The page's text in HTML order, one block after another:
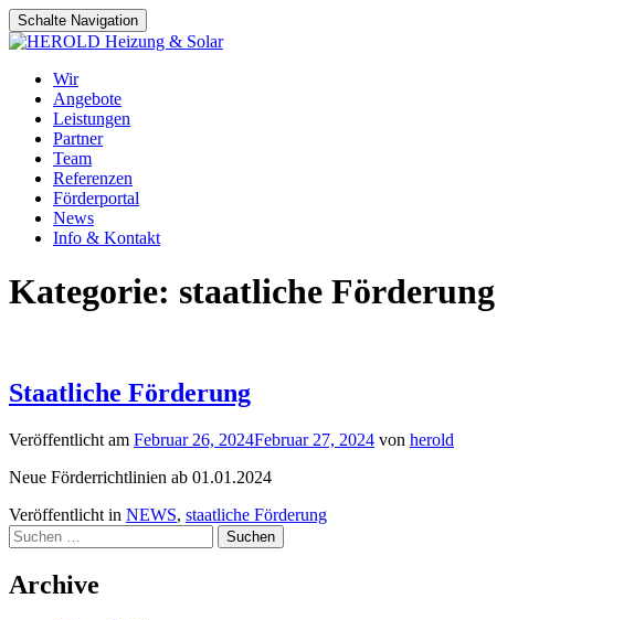
Schalte Navigation
Zum
Inhalt
springen
Wir
Angebote
Leistungen
Partner
Team
Referenzen
Förderportal
News
Info & Kontakt
Kategorie: staatliche Förderung
Staatliche Förderung
Veröffentlicht am Februar 26, 2024Februar 27, 2024 von herold
Neue Förderrichtlinien ab 01.01.2024
Veröffentlicht in NEWS, staatliche Förderung
Suchen
nach:
Archive